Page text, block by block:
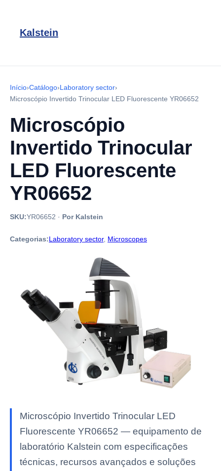
Kalstein
Início›Catálogo›Laboratory sector›
Microscópio Invertido Trinocular LED Fluorescente YR06652
Microscópio
Invertido Trinocular
LED Fluorescente
YR06652
SKU:YR06652 · Por Kalstein
Categorias:Laboratory sector, Microscopes
Microscópio Invertido Trinocular LED
Fluorescente YR06652 — equipamento de
laboratório Kalstein com especificações
técnicas, recursos avançados e soluções